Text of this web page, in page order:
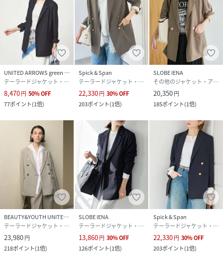
UNITED ARROWS green label relaxing
テーラードジャケット・ブレザー
8,470円 50%OFF
77ポイント(1倍)
Spick & Span
テーラードジャケット・ブレザー
22,330円 30%OFF
203ポイント(1倍)
SLOBE IENA
その他のジャケット・アウター
20,350円
185ポイント(1倍)
BEAUTY&YOUTH UNITED ARROWS
テーラードジャケット・ブレザー
23,980円
218ポイント(1倍)
SLOBE IENA
テーラードジャケット・ブレザー
13,860円 30%OFF
126ポイント(1倍)
Spick & Span
テーラードジャケット・ブレザー
22,330円 30%OFF
203ポイント(1倍)